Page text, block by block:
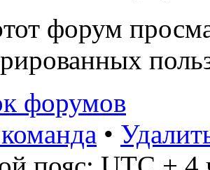
форум
форумов
•